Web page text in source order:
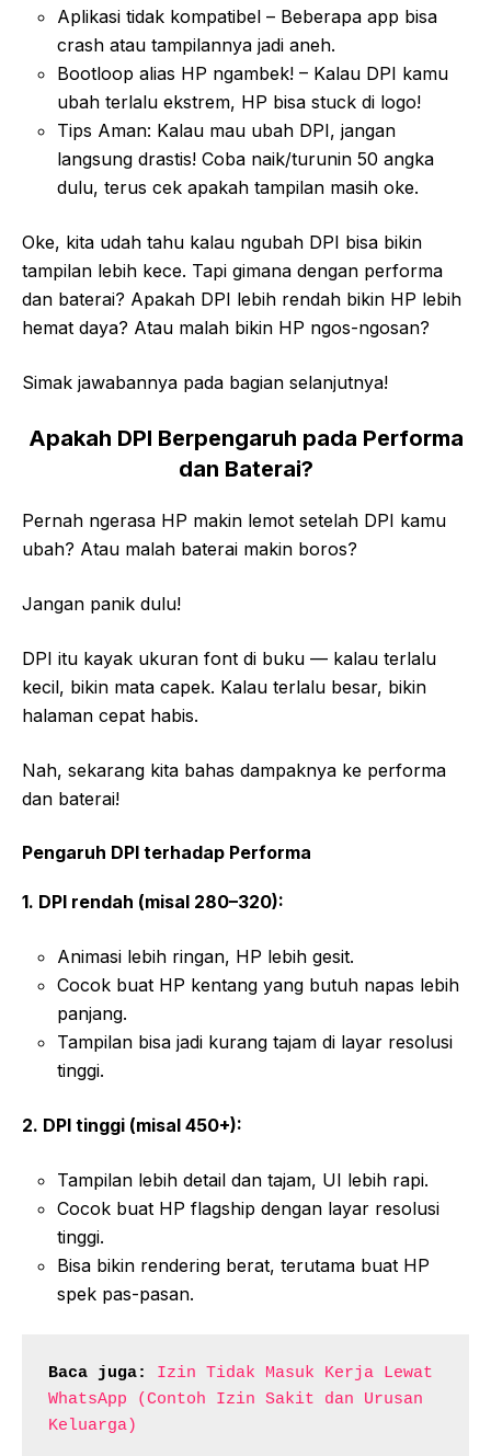
Aplikasi tidak kompatibel – Beberapa app bisa
crash atau tampilannya jadi aneh.
Bootloop alias HP ngambek! – Kalau DPI kamu
ubah terlalu ekstrem, HP bisa stuck di logo!
Tips Aman: Kalau mau ubah DPI, jangan
langsung drastis! Coba naik/turunin 50 angka
dulu, terus cek apakah tampilan masih oke.
Oke, kita udah tahu kalau ngubah DPI bisa bikin
tampilan lebih kece. Tapi gimana dengan performa
dan baterai? Apakah DPI lebih rendah bikin HP lebih
hemat daya? Atau malah bikin HP ngos-ngosan?
Simak jawabannya pada bagian selanjutnya!
Apakah DPI Berpengaruh pada Performa
dan Baterai?
Pernah ngerasa HP makin lemot setelah DPI kamu
ubah? Atau malah baterai makin boros?
Jangan panik dulu!
DPI itu kayak ukuran font di buku — kalau terlalu
kecil, bikin mata capek. Kalau terlalu besar, bikin
halaman cepat habis.
Nah, sekarang kita bahas dampaknya ke performa
dan baterai!
Pengaruh DPI terhadap Performa
1. DPI rendah (misal 280–320):
Animasi lebih ringan, HP lebih gesit.
Cocok buat HP kentang yang butuh napas lebih
panjang.
Tampilan bisa jadi kurang tajam di layar resolusi
tinggi.
2. DPI tinggi (misal 450+):
Tampilan lebih detail dan tajam, UI lebih rapi.
Cocok buat HP flagship dengan layar resolusi
tinggi.
Bisa bikin rendering berat, terutama buat HP
spek pas-pasan.
Baca juga:
Izin Tidak Masuk Kerja Lewat
WhatsApp (Contoh Izin Sakit dan Urusan
Keluarga)